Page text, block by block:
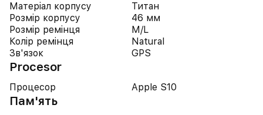
Матеріал корпусу
Титан
Розмір корпусу
46 мм
Розмір ремінця
M/L
Колір ремінця
Natural
Зв'язок
GPS
Procesor
Процесор Apple S10
Пам'ять